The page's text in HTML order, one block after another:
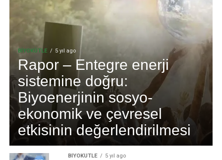
BIYOKÜTLE 5 yıl ago
Rapor – Entegre enerji
sistemine doğru:
Biyoenerjinin sosyo-
ekonomik ve çevresel
etkisinin değerlendirilmesi
BIYOKÜTLE 5 yıl ago